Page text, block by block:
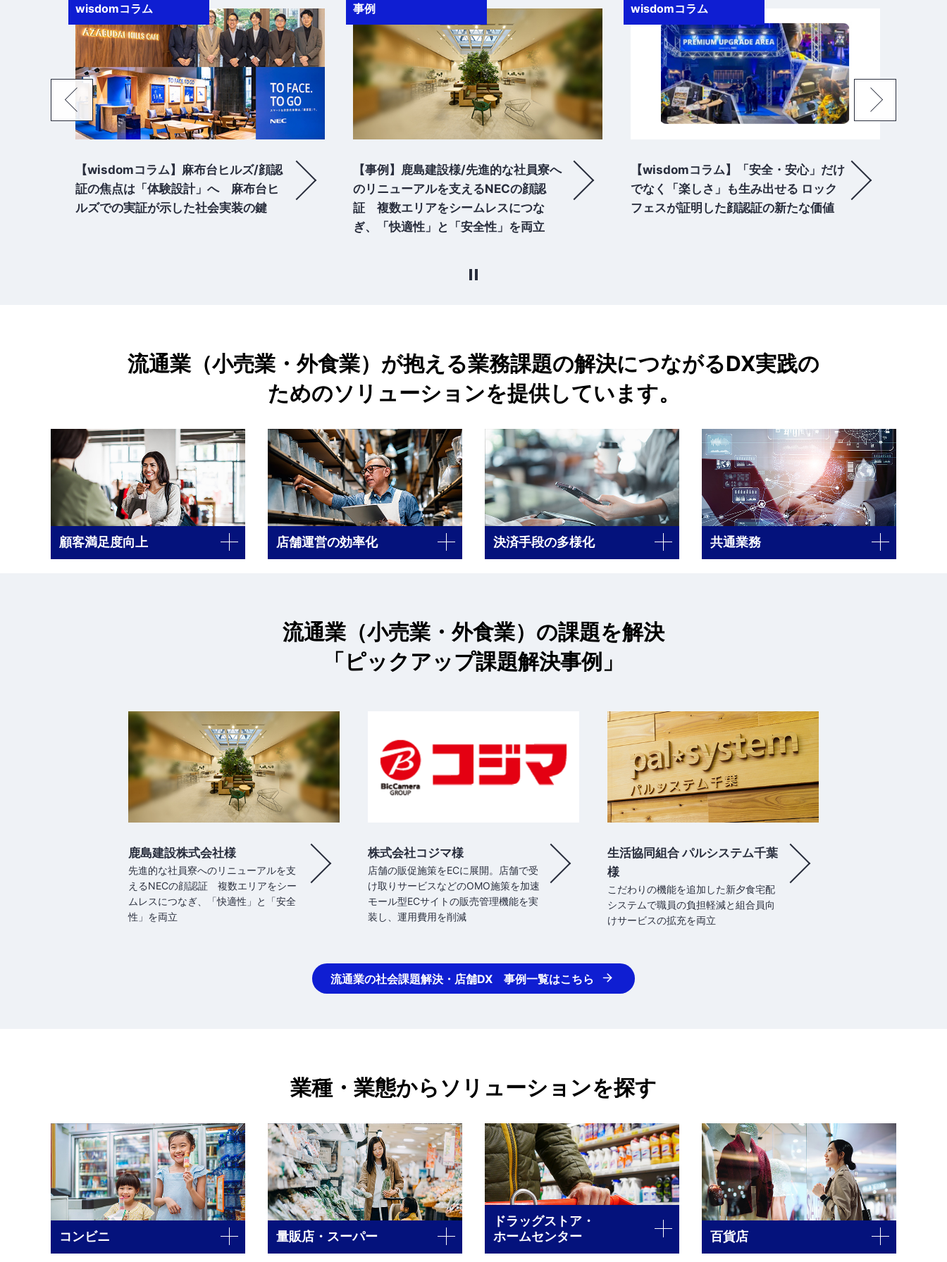
事例
【事例】鹿島建設様/先進的な社員寮へ
のリニューアルを支えるNECの顔認
証 複数エリアをシームレスにつな
wisdomコラム
【wisdomコラム】「安全・安心」だけ
でなく「楽しさ」も生み出せる ロック
フェスが証明した顔認証の新たな価値
プレスリリース
【プレスリリース】NEC、インドのマ
スマーケット向け小売エコシステムの
変革を目指した戦略的協業を開始
流通業（小売業・外食業）が抱える業務課題の解決につながるDX実践の
ためのソリューションを提供しています。
顧客満足度向上 店舗運営の効率化 決済手段の多様化 共通業務
流通業（小売業・外食業）の課題を解決
「ピックアップ課題解決事例」
鹿島建設株式会社様
先進的な社員寮へのリニューアルを支
えるNECの顔認証 複数エリアをシー
ムレスにつなぎ、「快適性」と「安全
性」を両立
株式会社コジマ様
店舗の販促施策をECに展開。店舗で受
け取りサービスなどのOMO施策を加速
モール型ECサイトの販売管理機能を実
装し、運用費用を削減
生活協同組合 パルシステム千葉
様
こだわりの機能を追加した新夕食宅配
システムで職員の負担軽減と組合員向
けサービスの拡充を両立
流通業の社会課題解決・店舗DX 事例一覧はこちら
業種・業態からソリューションを探す
コンビニ 量販店・スーパー
ドラッグストア・
ホームセンター
百貨店